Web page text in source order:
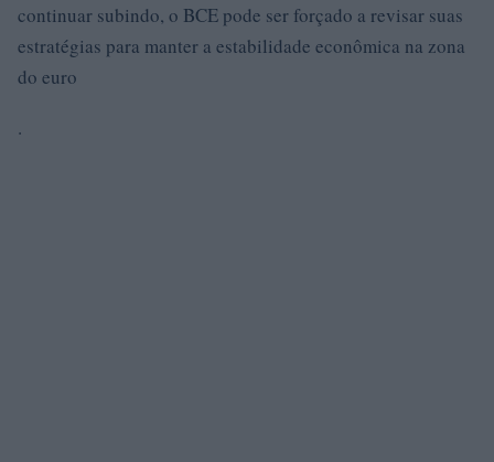
continuar subindo, o BCE pode ser forçado a revisar suas
estratégias para manter a estabilidade econômica na zona
do euro
.